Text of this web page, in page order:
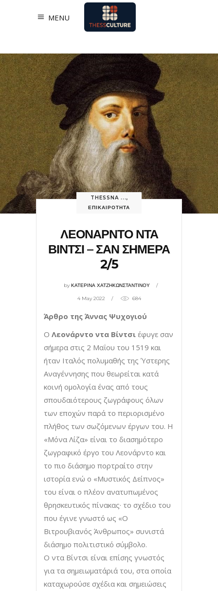
MENU
THESSNA ...,
ΕΠΙΚΑΙΡΟΤΗΤΑ
ΛΕΟΝΑΡΝΤΟ ΝΤΑ
ΒΙΝΤΣΙ – ΣΑΝ ΣΗΜΕΡΑ
2/5
byΚΑΤΕΡΙΝΑ ΧΑΤΖΗΚΩΝΣΤΑΝΤΙΝΟΥ
4 May 2022 684
Άρθρο της Άννας Ψυχογιού
Ο Λεονάρντο ντα Βίντσι έφυγε σαν
σήμερα στις 2 Μαΐου του 1519 και
ήταν Ιταλός πολυμαθής της Ύστερης
Αναγέννησης που θεωρείται κατά
κοινή ομολογία ένας από τους
σπουδαιότερους ζωγράφους όλων
των εποχών παρά το περιορισμένο
πλήθος των σωζόμενων έργων του. Η
«Μόνα Λίζα» είναι το διασημότερο
ζωγραφικό έργο του Λεονάρντο και
το πιο διάσημο πορτραίτο στην
ιστορία ενώ ο «Μυστικός Δείπνος»
του είναι ο πλέον ανατυπωμένος
θρησκευτικός πίνακας· το σχέδιο του
που έγινε γνωστό ως «Ο
Βιτρουβιανός Άνθρωπος» συνιστά
διάσημο πολιτιστικό σύμβολο.
Ο ντα Βίντσι είναι επίσης γνωστός
για τα σημειωματάριά του, στα οποία
καταχωρούσε σχέδια και σημειώσεις